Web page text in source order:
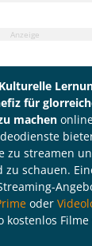
Anzeige
für
machen
zu streamen
zu schauen.
oder
kostenlos Filme